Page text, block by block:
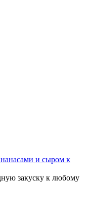
и сыром к
закуску к любому